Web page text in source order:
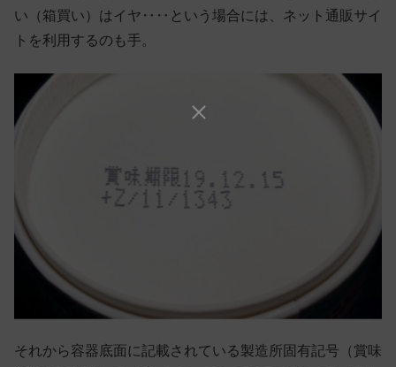
い（箱買い）はイヤ‥‥という場合には、ネット通販サイ
トを利用するのも手。
それから容器底面に記載されている製造所固有記号（賞味